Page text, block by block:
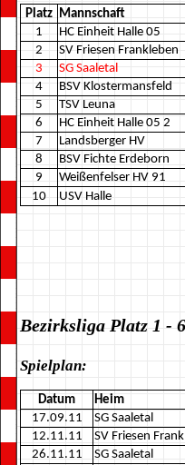
Platz Mannschaft
1
HC Einheit Halle 05
2
SV Friesen Frankleben
3
SG Saaletal
4
BSV Klostermansfeld
5
TSV Leuna
6
HC Einheit Halle 05 2
7
Landsberger HV
8
BSV Fichte Erdeborn
9
Weißenfelser HV 91
10
USV Halle
Bezirksliga Platz 1 -
Spielplan:
Datum Heim
17.09.11
SG Saaletal
12.11.11
SV Friesen
26.11.11
SG Saaletal